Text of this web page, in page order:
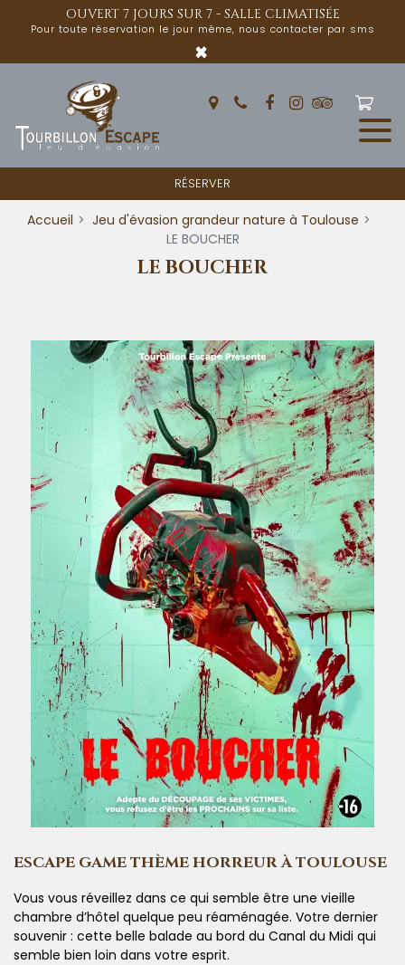
OUVERT 7 JOURS SUR 7 - SALLE CLIMATISÉE
Pour toute réservation le jour même, nous contacter par sms
×
RÉSERVER
Accueil
Jeu d'évasion grandeur nature à Toulouse
LE BOUCHER
LE BOUCHER
ESCAPE GAME THÈME HORREUR À TOULOUSE
Vous vous réveillez dans ce qui semble être une vieille
chambre d’hôtel quelque peu réaménagée. Votre dernier
souvenir : cette belle balade au bord du Canal du Midi qui
semble bien loin dans votre esprit.
Panneau de gestion des cookies